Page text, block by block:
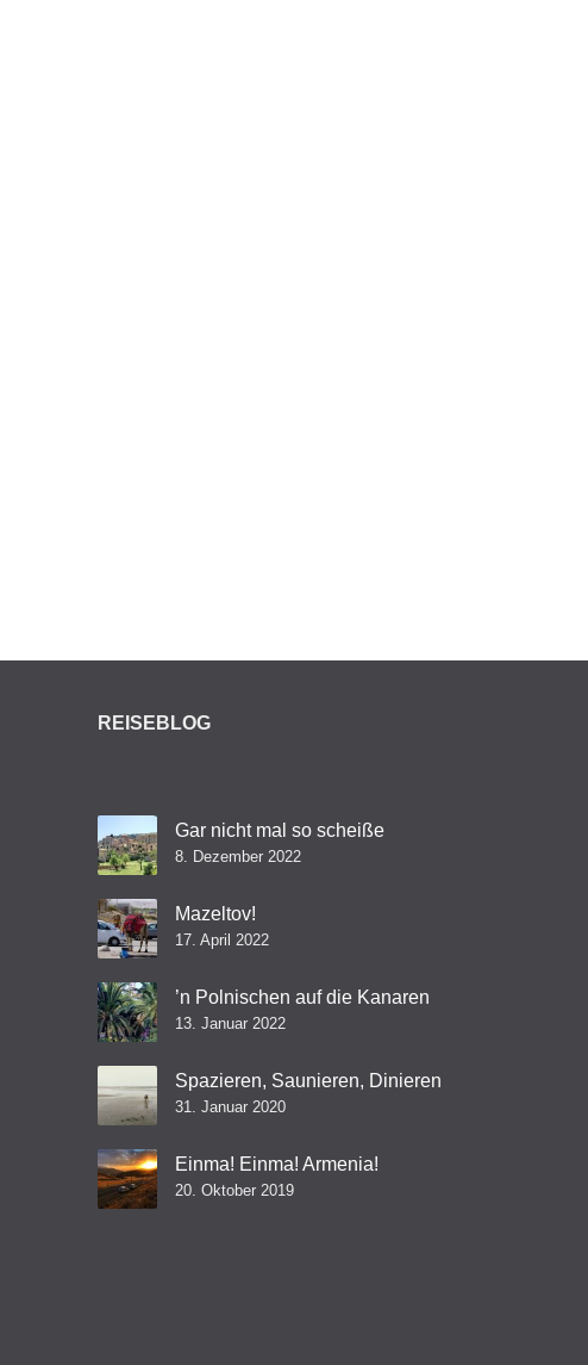
REISEBLOG
Gar nicht mal so scheiße
8. Dezember 2022
Mazeltov!
17. April 2022
’n Polnischen auf die Kanaren
13. Januar 2022
Spazieren, Saunieren, Dinieren
31. Januar 2020
Einma! Einma! Armenia!
20. Oktober 2019